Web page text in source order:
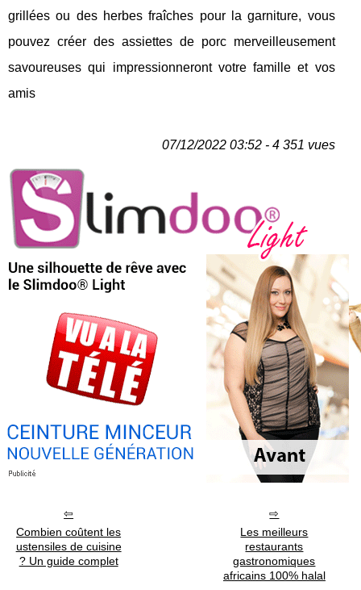
grillées ou des herbes fraîches pour la garniture, vous
pouvez créer des assiettes de porc merveilleusement
savoureuses qui impressionneront votre famille et vos
amis
07/12/2022 03:52 - 4 351 vues
Combien coûtent les
ustensiles de cuisine
? Un guide complet
Les meilleurs
restaurants
gastronomiques
africains 100% halal